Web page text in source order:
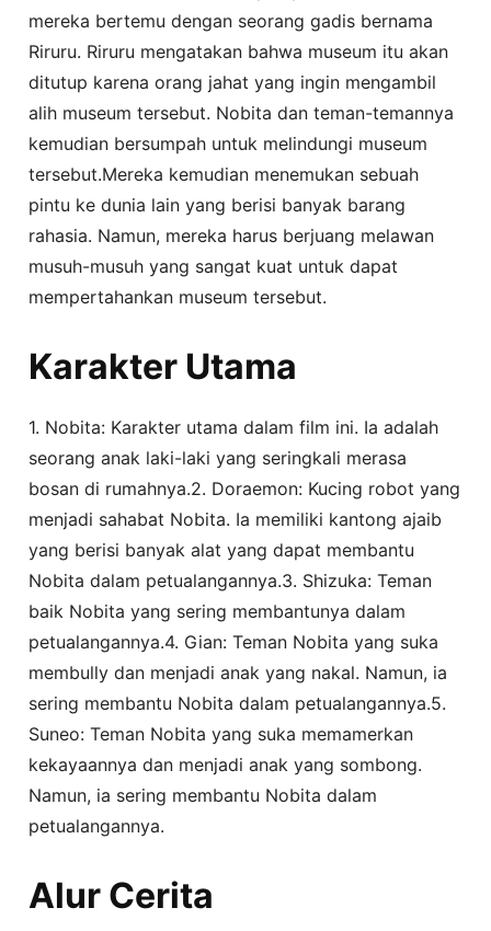
mereka bertemu dengan seorang gadis bernama
Riruru. Riruru mengatakan bahwa museum itu akan
ditutup karena orang jahat yang ingin mengambil
alih museum tersebut. Nobita dan teman-temannya
kemudian bersumpah untuk melindungi museum
tersebut.Mereka kemudian menemukan sebuah
pintu ke dunia lain yang berisi banyak barang
rahasia. Namun, mereka harus berjuang melawan
musuh-musuh yang sangat kuat untuk dapat
mempertahankan museum tersebut.
Karakter Utama
1. Nobita: Karakter utama dalam film ini. Ia adalah
seorang anak laki-laki yang seringkali merasa
bosan di rumahnya.2. Doraemon: Kucing robot yang
menjadi sahabat Nobita. Ia memiliki kantong ajaib
yang berisi banyak alat yang dapat membantu
Nobita dalam petualangannya.3. Shizuka: Teman
baik Nobita yang sering membantunya dalam
petualangannya.4. Gian: Teman Nobita yang suka
membully dan menjadi anak yang nakal. Namun, ia
sering membantu Nobita dalam petualangannya.5.
Suneo: Teman Nobita yang suka memamerkan
kekayaannya dan menjadi anak yang sombong.
Namun, ia sering membantu Nobita dalam
petualangannya.
Alur Cerita